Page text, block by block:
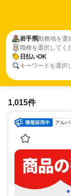
岩手県勤務地を選
職種を選択してく
日払いOK
キーワードを選択
1,015件
アルバ